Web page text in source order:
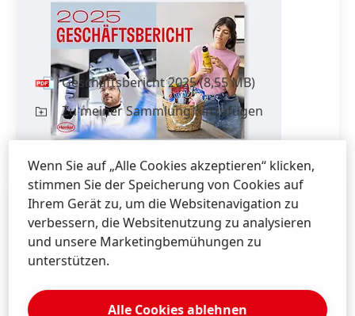
Geschäfts­bericht 2025
inkl.Nachhaltig­keits­erklärung
Geschäfts­bericht 2025(8,55 MB)
Zu meiner Sammlung hinzufügen
Wenn Sie auf „Alle Cookies akzeptieren“ klicken,
stimmen Sie der Speicherung von Cookies auf
Ihrem Gerät zu, um die Websitenavigation zu
verbessern, die Websitenutzung zu analysieren
und unsere Marketingbemühungen zu
unterstützen.
Alle Cookies ablehnen